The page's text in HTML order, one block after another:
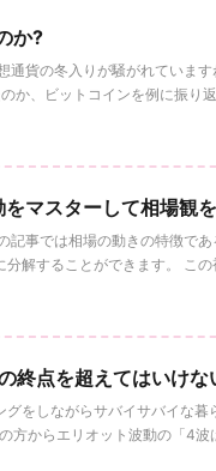
か?
通貨の冬入りが騒がれていま
か、ビットコインを例に振り
マスターして相場観
記事では相場の動きの特徴で
解することができます。 この
終点を超えてはいけ
グをしながらサバイサバイな
方からエリオット波動の「4波